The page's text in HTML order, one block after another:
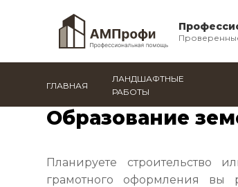
ГЛАВНАЯ
ЛАНДШАФТНЫЕ
РАБОТЫ
Образование
Планируете строительство
грамотного оформления вы